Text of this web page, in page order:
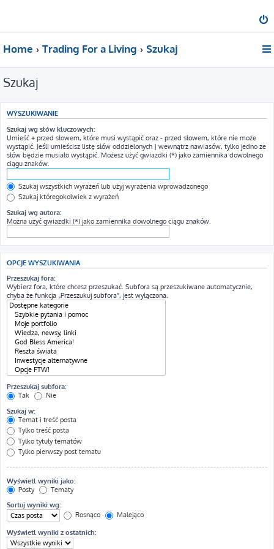
Home Trading For a Living Szukaj
Szukaj
WYSZUKIWANIE
Szukaj wg słów kluczowych:
Umieść + przed słowem, które musi wystąpić oraz - przed słowem, które nie może
wystąpić. Jeśli umieścisz listę słów oddzielonych | wewnątrz nawiasów, tylko jedno ze
słów będzie musiało wystąpić. Możesz użyć gwiazdki (*) jako zamiennika dowolnego
ciągu znaków.
Szukaj wszystkich wyrażeń lub użyj wyrażenia wprowadzonego
Szukaj któregokolwiek z wyrażeń
Szukaj wg autora:
Można użyć gwiazdki (*) jako zamiennika dowolnego ciągu znaków.
OPCJE WYSZUKIWANIA
Przeszukaj fora:
Wybierz fora, które chcesz przeszukać. Subfora są przeszukiwane automatycznie,
chyba że funkcja „Przeszukuj subfora”, jest wyłączona.
Przeszukaj subfora:
Tak
Nie
Szukaj w:
Temat i treść posta
Tylko treść posta
Tylko tytuły tematów
Tylko pierwszy post tematu
Wyświetl wyniki jako:
Posty
Tematy
Sortuj wyniki wg:
Rosnąco
Malejąco
Wyświetl wyniki z ostatnich: